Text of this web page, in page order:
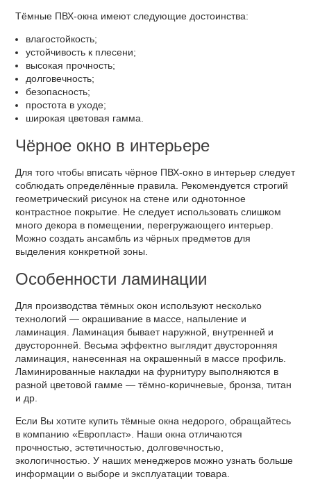
Тёмные ПВХ-окна имеют следующие достоинства:
влагостойкость;
устойчивость к плесени;
высокая прочность;
долговечность;
безопасность;
простота в уходе;
широкая цветовая гамма.
Чёрное окно в интерьере
Для того чтобы вписать чёрное ПВХ-окно в интерьер следует
соблюдать определённые правила. Рекомендуется строгий
геометрический рисунок на стене или однотонное
контрастное покрытие. Не следует использовать слишком
много декора в помещении, перегружающего интерьер.
Можно создать ансамбль из чёрных предметов для
выделения конкретной зоны.
Особенности ламинации
Для производства тёмных окон используют несколько
технологий — окрашивание в массе, напыление и
ламинация. Ламинация бывает наружной, внутренней и
двусторонней. Весьма эффектно выглядит двусторонняя
ламинация, нанесенная на окрашенный в массе профиль.
Ламинированные накладки на фурнитуру выполняются в
разной цветовой гамме — тёмно-коричневые, бронза, титан
и др.
Если Вы хотите купить тёмные окна недорого, обращайтесь
в компанию «Европласт». Наши окна отличаются
прочностью, эстетичностью, долговечностью,
экологичностью. У наших менеджеров можно узнать больше
информации о выборе и эксплуатации товара.